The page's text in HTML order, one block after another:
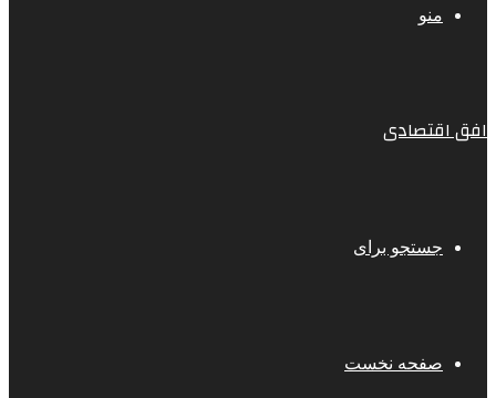
منو
افق اقتصادی
جستجو برای
صفحه نخست